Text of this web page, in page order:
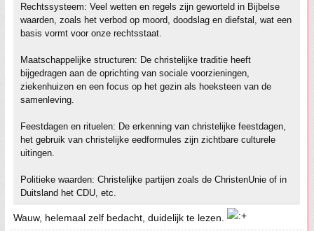
Rechtssysteem: Veel wetten en regels zijn geworteld in Bijbelse
waarden, zoals het verbod op moord, doodslag en diefstal, wat een
basis vormt voor onze rechtsstaat.
Maatschappelijke structuren: De christelijke traditie heeft
bijgedragen aan de oprichting van sociale voorzieningen,
ziekenhuizen en een focus op het gezin als hoeksteen van de
samenleving.
Feestdagen en rituelen: De erkenning van christelijke feestdagen,
het gebruik van christelijke eedformules zijn zichtbare culturele
uitingen.
Politieke waarden: Christelijke partijen zoals de ChristenUnie of in
Duitsland het CDU, etc.
Wauw, helemaal zelf bedacht, duidelijk te lezen.